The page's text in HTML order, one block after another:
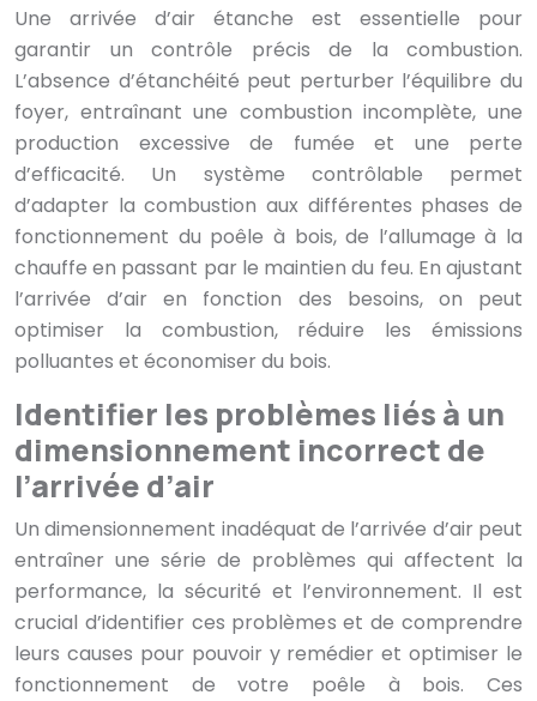
Une arrivée d’air étanche est essentielle pour
garantir un contrôle précis de la combustion.
L’absence d’étanchéité peut perturber l’équilibre du
foyer, entraînant une combustion incomplète, une
production excessive de fumée et une perte
d’efficacité. Un système contrôlable permet
d’adapter la combustion aux différentes phases de
fonctionnement du poêle à bois, de l’allumage à la
chauffe en passant par le maintien du feu. En ajustant
l’arrivée d’air en fonction des besoins, on peut
optimiser la combustion, réduire les émissions
polluantes et économiser du bois.
Identifier les problèmes liés à un
dimensionnement incorrect de
l’arrivée d’air
Un dimensionnement inadéquat de l’arrivée d’air peut
entraîner une série de problèmes qui affectent la
performance, la sécurité et l’environnement. Il est
crucial d’identifier ces problèmes et de comprendre
leurs causes pour pouvoir y remédier et optimiser le
fonctionnement de votre poêle à bois. Ces